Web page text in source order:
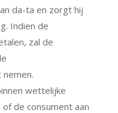
da-ta en zorgt hij
Indien de
zal de
wettelijke
de consument aan